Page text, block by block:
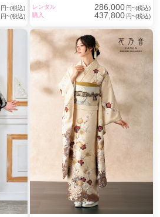
円~(税込)
円~(税込)
レンタル 286,000 円~(税込)
購入
437,800 円~(税込)